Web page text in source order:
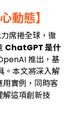
動態】
席捲全球，徹
ChatGPT 是什
推出，基
。本文將深入解
實例，同時客
解這項創新技